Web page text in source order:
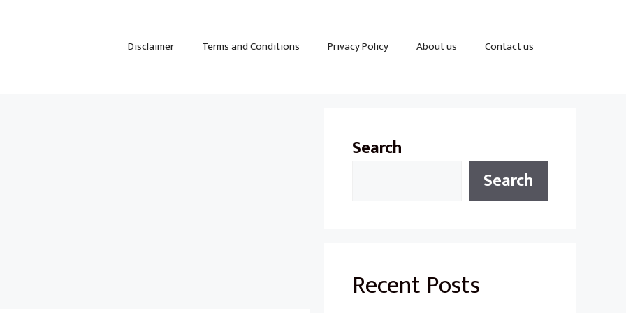
Disclaimer Terms and Conditions Privacy Policy About us Contact us
Search
Search
Recent Posts